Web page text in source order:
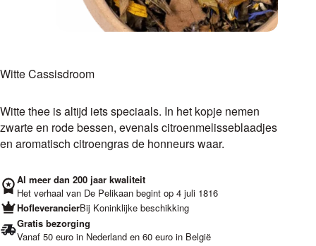
Witte Cassisdroom
Witte thee is altijd iets speciaals. In het kopje nemen
zwarte en rode bessen, evenals citroenmelisseblaadjes
en aromatisch citroengras de honneurs waar.
Al meer dan 200 jaar kwaliteit
Het verhaal van De Pelikaan begint op 4 juli 1816
HofleverancierBij Koninklijke beschikking
Gratis bezorging
Vanaf 50 euro in Nederland en 60 euro in België